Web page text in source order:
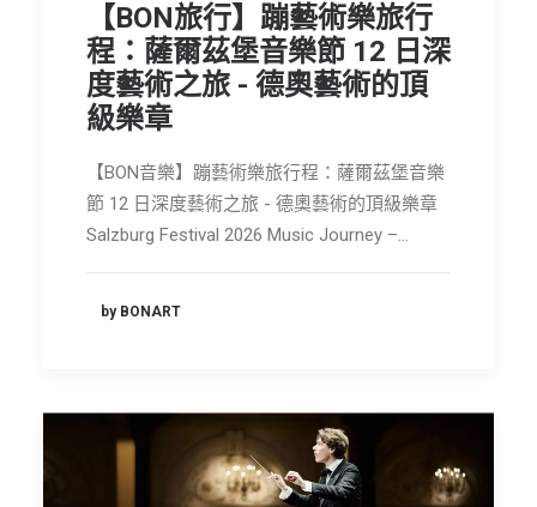
【BON旅行】蹦藝術樂旅行
程：薩爾茲堡音樂節 12 日深
度藝術之旅 - 德奧藝術的頂
級樂章
【BON音樂】蹦藝術樂旅行程：薩爾茲堡音樂
節 12 日深度藝術之旅 - 德奧藝術的頂級樂章
Salzburg Festival 2026 Music Journey –…
by BONART